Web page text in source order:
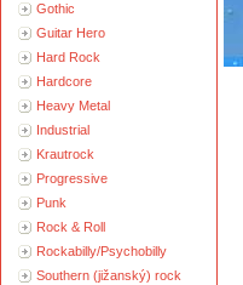
Gothic
Guitar Hero
Hard Rock
Hardcore
Heavy Metal
Industrial
Krautrock
Progressive
Punk
Rock & Roll
Rockabilly/Psychobilly
Southern (jižanský) rock